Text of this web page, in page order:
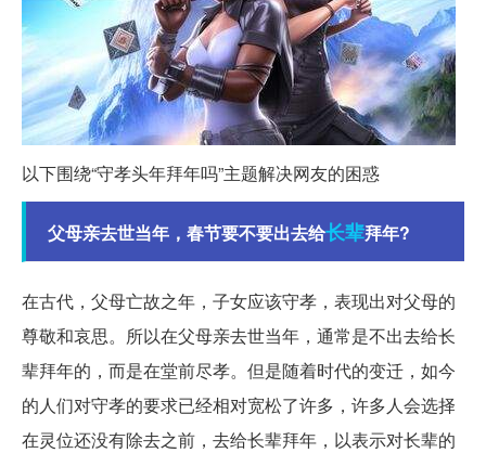
以下围绕“守孝头年拜年吗”主题解决网友的困惑
父母亲去世当年，春节要不要出去给长辈拜年?
在古代，父母亡故之年，子女应该守孝，表现出对父母的
尊敬和哀思。所以在父母亲去世当年，通常是不出去给长
辈拜年的，而是在堂前尽孝。但是随着时代的变迁，如今
的人们对守孝的要求已经相对宽松了许多，许多人会选择
在灵位还没有除去之前，去给长辈拜年，以表示对长辈的